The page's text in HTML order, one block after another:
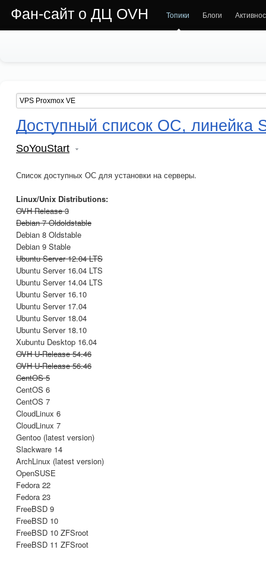
Фан-сайт о ДЦ OVH Топики Блоги
Доступный список ОС, линейка
SoYouStart
Список доступных ОС для установки на серверы.
Linux/Unix Distributions:
OVH Release 3
Debian 7 Oldoldstable
Debian 8 Oldstable
Debian 9 Stable
Ubuntu Server 12.04 LTS
Ubuntu Server 16.04 LTS
Ubuntu Server 14.04 LTS
Ubuntu Server 16.10
Ubuntu Server 17.04
Ubuntu Server 18.04
Ubuntu Server 18.10
Xubuntu Desktop 16.04
OVH U-Release 54.46
OVH U-Release 56.46
CentOS 5
CentOS 6
CentOS 7
CloudLinux 6
CloudLinux 7
Gentoo (latest version)
Slackware 14
ArchLinux (latest version)
OpenSUSE
Fedora 22
Fedora 23
FreeBSD 9
FreeBSD 10
FreeBSD 10 ZFSroot
FreeBSD 11 ZFSroot